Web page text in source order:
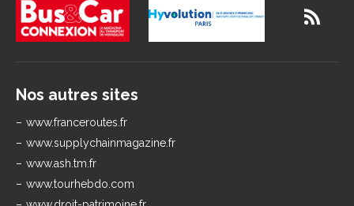
Nos autres sites
www.franceroutes.fr
www.supplychainmagazine.fr
www.ash.tm.fr
www.tourhebdo.com